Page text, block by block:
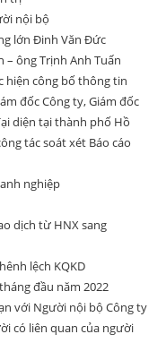
nội bộ
lớn Đinh Văn Đức
– ông Trịnh Anh Tuấn
hiện công bố thông tin
đốc Công ty, Giám đốc
diện tại thành phố Hồ
tác soát xét Báo cáo
nghiệp
dịch từ HNX sang
lệch KQKD
đầu năm 2022
với Người nội bộ Công ty
có liên quan của người